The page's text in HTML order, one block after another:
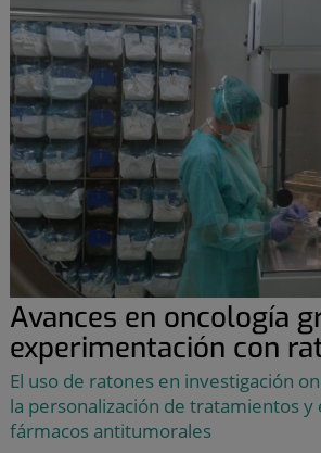
Avances en oncología
experimentación con
El uso de ratones en investigación
la personalización de tratamientos y
fármacos antitumorales